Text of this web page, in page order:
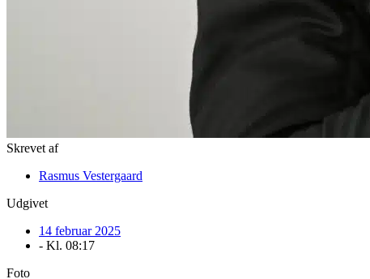
Skrevet af
Rasmus Vestergaard
Udgivet
14 februar 2025
- Kl. 08:17
Foto